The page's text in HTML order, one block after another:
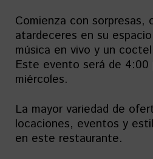
Comienza con sorpresas,
atardeceres en su
música en vivo y un
Este evento será de
miércoles.
La mayor variedad de
locaciones, eventos y
en este restaurante.